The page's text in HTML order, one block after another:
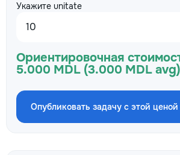
Укажите unitate
Ориентировочная
5.000 MDL (3.000 MDL avg)
Опубликовать задачу с этой ценой